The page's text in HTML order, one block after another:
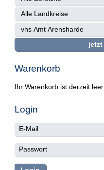
Warenkorb
Ihr Warenkorb ist derzeit leer
Login